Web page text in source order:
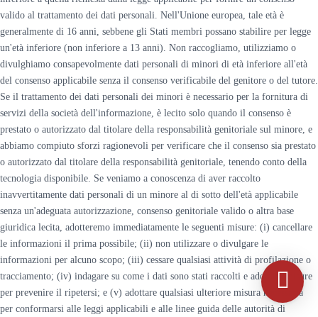
valido al trattamento dei dati personali. Nell'Unione europea, tale età è
generalmente di 16 anni, sebbene gli Stati membri possano stabilire per legge
un'età inferiore (non inferiore a 13 anni). Non raccogliamo, utilizziamo o
divulghiamo consapevolmente dati personali di minori di età inferiore all'età
del consenso applicabile senza il consenso verificabile del genitore o del tutore.
Se il trattamento dei dati personali dei minori è necessario per la fornitura di
servizi della società dell'informazione, è lecito solo quando il consenso è
prestato o autorizzato dal titolare della responsabilità genitoriale sul minore, e
abbiamo compiuto sforzi ragionevoli per verificare che il consenso sia prestato
o autorizzato dal titolare della responsabilità genitoriale, tenendo conto della
tecnologia disponibile. Se veniamo a conoscenza di aver raccolto
inavvertitamente dati personali di un minore al di sotto dell'età applicabile
senza un'adeguata autorizzazione, consenso genitoriale valido o altra base
giuridica lecita, adotteremo immediatamente le seguenti misure: (i) cancellare
le informazioni il prima possibile; (ii) non utilizzare o divulgare le
informazioni per alcuno scopo; (iii) cessare qualsiasi attività di profilazione o
tracciamento; (iv) indagare su come i dati sono stati raccolti e adottare misure
per prevenire il ripetersi; e (v) adottare qualsiasi ulteriore misura necessaria
per conformarsi alle leggi applicabili e alle linee guida delle autorità di